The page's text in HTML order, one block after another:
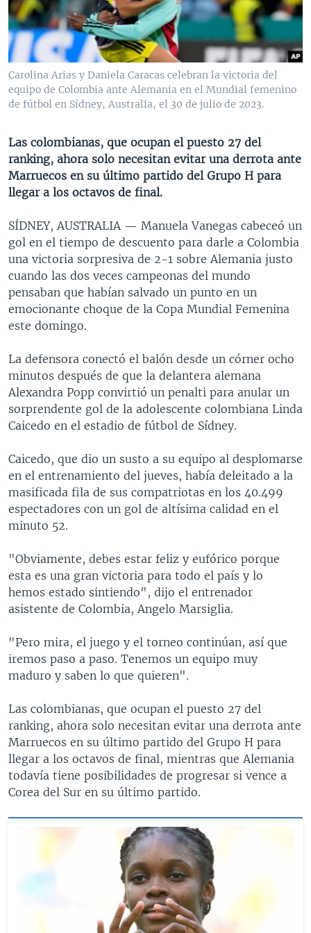
VENEZUELA
BRASIL
NICARAGUA
ECONOMÍA
ENTRETENIMIENTO Y CULTURA
TECNOLOGÍA
DEPORTES
CIENCIA Y SALUD
MULTIMEDIA
VIDEOS
FOTOGRAFÍA
AUDIOS
PROGRAMAS TV
EL MUNDO AL DÍA
FORO INTERAMERICANO
LAS CLAVES
PANORAMA
RADIO
AVANCE INFORMATIVO
AUDIONOTICIAS
BUENOS DÍAS AMÉRICA
ESTADOS UNIDOS AL DÍA
EL MUNDO AL DÍA [RADIO]
DEPORTIVO INTERNACIONAL
NOTA ECONÓMICA
ENTRETENIMIENTO
DIRECT
DOCUMENTALES DE LA VOA
Learning English
SÍGANOS
Idiomas
Carolina Arias y Daniela Caracas celebran la victoria del
equipo de Colombia ante Alemania en el Mundial femenino
de fútbol en Sídney, Australia, el 30 de julio de 2023.
Las colombianas, que ocupan el puesto 27 del
ranking, ahora solo necesitan evitar una derrota ante
Marruecos en su último partido del Grupo H para
llegar a los octavos de final.
SÍDNEY, AUSTRALIA — Manuela Vanegas cabeceó un
gol en el tiempo de descuento para darle a Colombia
una victoria sorpresiva de 2-1 sobre Alemania justo
cuando las dos veces campeonas del mundo
pensaban que habían salvado un punto en un
emocionante choque de la Copa Mundial Femenina
este domingo.
La defensora conectó el balón desde un córner ocho
minutos después de que la delantera alemana
Alexandra Popp convirtió un penalti para anular un
sorprendente gol de la adolescente colombiana Linda
Caicedo en el estadio de fútbol de Sídney.
Caicedo, que dio un susto a su equipo al desplomarse
en el entrenamiento del jueves, había deleitado a la
masificada fila de sus compatriotas en los 40.499
espectadores con un gol de altísima calidad en el
minuto 52.
"Obviamente, debes estar feliz y eufórico porque
esta es una gran victoria para todo el país y lo
hemos estado sintiendo", dijo el entrenador
asistente de Colombia, Angelo Marsiglia.
"Pero mira, el juego y el torneo continúan, así que
iremos paso a paso. Tenemos un equipo muy
maduro y saben lo que quieren".
Las colombianas, que ocupan el puesto 27 del
ranking, ahora solo necesitan evitar una derrota ante
Marruecos en su último partido del Grupo H para
llegar a los octavos de final, mientras que Alemania
todavía tiene posibilidades de progresar si vence a
Corea del Sur en su último partido.